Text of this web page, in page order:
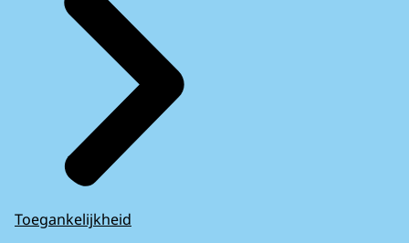
Toegankelijkheid